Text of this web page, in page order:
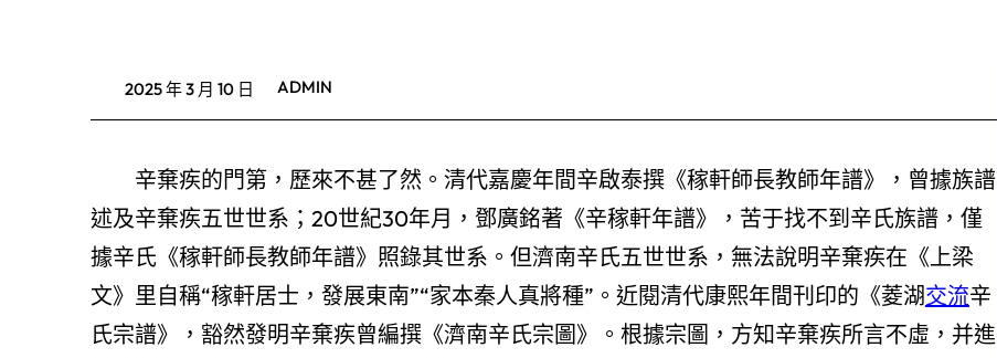
2025 年 3 月 10 日 ADMIN
辛棄疾的門第，歷來不甚了然。清代嘉慶年間辛啟泰撰《稼軒師長教師年譜》，曾據族譜
述及辛棄疾五世世系；20世紀30年月，鄧廣銘著《辛稼軒年譜》，苦于找不到辛氏族譜，僅
據辛氏《稼軒師長教師年譜》照錄其世系。但濟南辛氏五世世系，無法說明辛棄疾在《上梁
文》里自稱“稼軒居士，發展東南”“家本秦人真將種”。近閱清代康熙年間刊印的《菱湖交流辛
氏宗譜》，豁然發明辛棄疾曾編撰《濟南辛氏宗圖》。根據宗圖，方知辛棄疾所言不虛，并進